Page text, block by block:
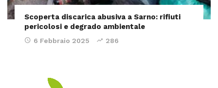
Scoperta discarica abusiva a Sarno: rifiuti
pericolosi e degrado ambientale
6 Febbraio 2025 286